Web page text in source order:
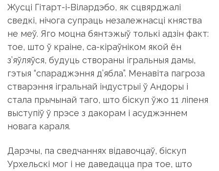
не меў. Яго моцна бянтэжыў толькі адзін факт:
тое, што ў краіне, са-кіраўніком якой ён
з’яўляўся, будуць створаны ігральныя дамы,
гэтыя “спараджэння д’ябла”. Менавіта пагроза
стварэння ігральнай індустрыі ў Андоры і
стала прычынай таго, што біскуп ўжо 11 ліпеня
выступіў ў прэсе з дакорам і асуджэннем
новага караля.
Дарэчы, па сведчаннях відавочцаў, біскуп
адбываецца ў яго ж княстве, альбо даведацца
шмат пазней. Пра тое, што здарылася ў краіне,